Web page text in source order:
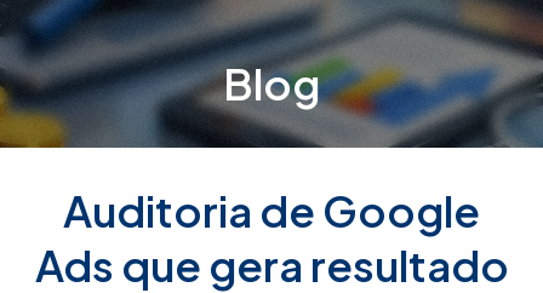
Blog
Auditoria de Google
Ads que gera resultado